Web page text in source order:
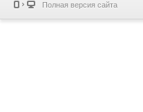
Полная версия сайта